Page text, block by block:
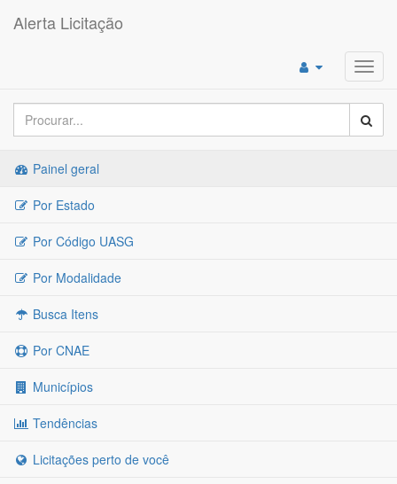
Alerta Licitação
Painel geral
Por Estado
Por Código UASG
Por Modalidade
Busca Itens
Por CNAE
Municípios
Tendências
Licitações perto de você